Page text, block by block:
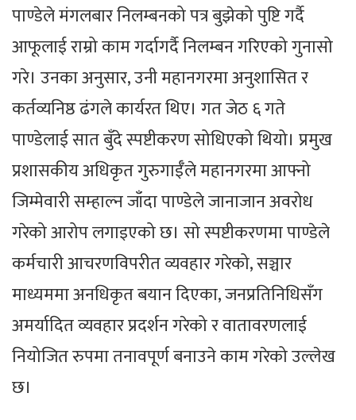
पाण्डेले मंगलबार निलम्बनको पत्र बुझेको पुष्टि गर्दै
आफूलाई राम्रो काम गर्दागर्दै निलम्बन गरिएको गुनासो
गरे। उनका अनुसार, उनी महानगरमा अनुशासित र
कर्तव्यनिष्ठ ढंगले कार्यरत थिए। गत जेठ ६ गते
पाण्डेलाई सात बुँदे स्पष्टीकरण सोधिएको थियो। प्रमुख
प्रशासकीय अधिकृत गुरुगाईँले महानगरमा आफ्नो
जिम्मेवारी सम्हाल्न जाँदा पाण्डेले जानाजान अवरोध
गरेको आरोप लगाइएको छ। सो स्पष्टीकरणमा पाण्डेले
कर्मचारी आचरणविपरीत व्यवहार गरेको, सञ्चार
माध्यममा अनधिकृत बयान दिएका, जनप्रतिनिधिसँग
अमर्यादित व्यवहार प्रदर्शन गरेको र वातावरणलाई
नियोजित रुपमा तनावपूर्ण बनाउने काम गरेको उल्लेख
छ।